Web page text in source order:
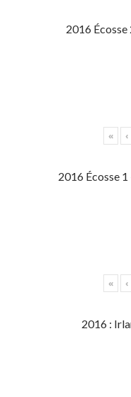
2016
« ‹
2016 Écosse
« ‹
2016 :